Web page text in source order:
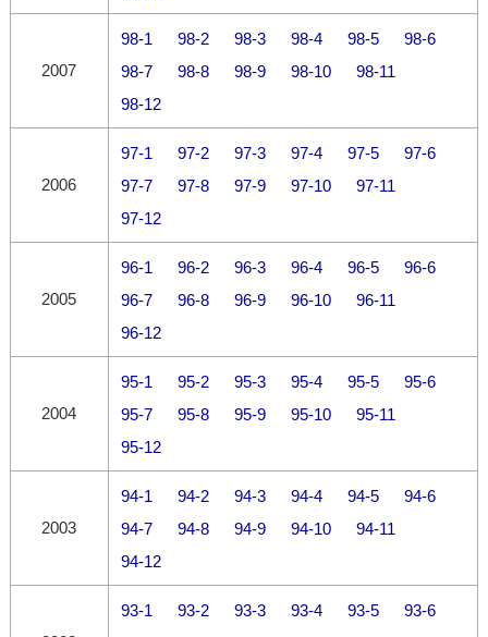
2007
98-1 98-2 98-3 98-4 98-5
98-6
98-7
98-8 98-9 98-10
98-11
98-12
2006
97-1 97-2 97-3 97-4 97-5
97-6
97-7
97-8 97-9 97-10
97-11
97-12
2005
96-1 96-2 96-3 96-4 96-5
96-6
96-7
96-8 96-9 96-10
96-11
96-12
2004
95-1 95-2 95-3 95-4 95-5
95-6
95-7
95-8 95-9 95-10
95-11
95-12
2003
94-1 94-2 94-3 94-4 94-5
94-6
94-7
94-8 94-9 94-10
94-11
94-12
93-1 93-2 93-3 93-4 93-5
93-6